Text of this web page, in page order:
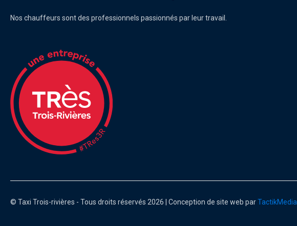
Nos chauffeurs sont des professionnels passionnés par leur travail.
© Taxi Trois-rivières - Tous droits réservés 2026 | Conception de site web parTactikMedia